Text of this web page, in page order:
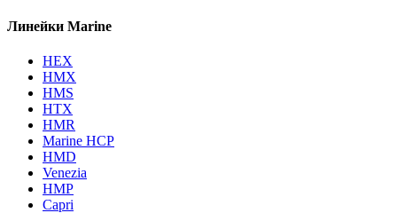
Линейки Marine
HEX
HMX
HMS
HTX
HMR
Marine HCP
HMD
Venezia
HMP
Capri